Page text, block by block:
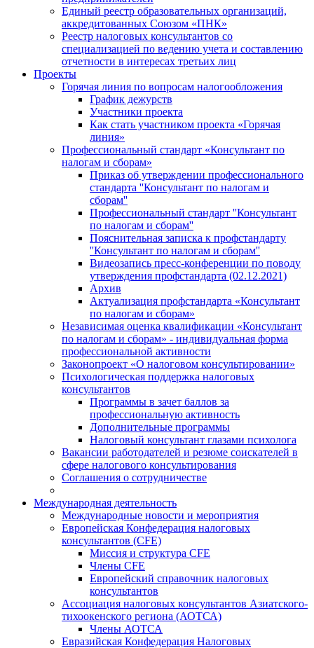
Единый реестр образовательных организаций,
аккредитованных Союзом «ПНК»
Реестр налоговых консультантов со
специализацией по ведению учета и составлению
отчетности в интересах третьих лиц
Проекты
Горячая линия по вопросам налогообложения
График дежурств
Участники проекта
Как стать участником проекта «Горячая
линия»
Профессиональный стандарт «Консультант по
налогам и сборам»
Приказ об утверждении профессионального
стандарта ''Консультант по налогам и
сборам''
Профессиональный стандарт ''Консультант
по налогам и сборам''
Пояснительная записка к профстандарту
''Консультант по налогам и сборам''
Видеозапись пресс-конференции по поводу
утверждения профстандарта (02.12.2021)
Архив
Актуализация профстандарта «Консультант
по налогам и сборам»
Независимая оценка квалификации «Консультант
по налогам и сборам» - индивидуальная форма
профессиональной активности
Законопроект «О налоговом консультировании»
Психологическая поддержка налоговых
консультантов
Программы в зачет баллов за
профессиональную активность
Дополнительные программы
Налоговый консультант глазами психолога
Вакансии работодателей и резюме соискателей в
сфере налогового консультирования
Соглашения о сотрудничестве
Международная деятельность
Международные новости и мероприятия
Европейская Конфедерация налоговых
консультантов (CFE)
Миссия и структура CFE
Члены CFE
Европейский справочник налоговых
консультантов
Ассоциация налоговых консультантов Азиатского-
тихоокенского региона (АОТСА)
Члены АОТСА
Евразийская Конфедерация Налоговых